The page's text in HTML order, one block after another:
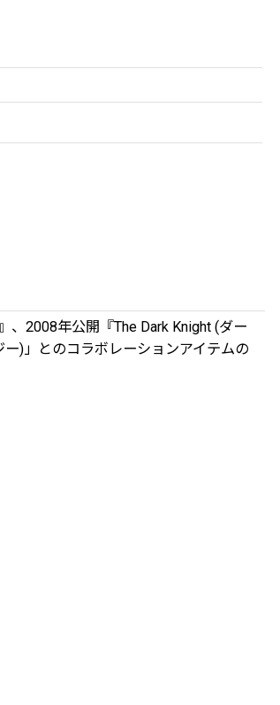
、2008年公開『The Dark Knight (ダー
)」とのコラボレーションアイテムの